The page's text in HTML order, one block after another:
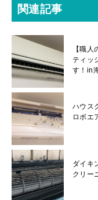
関連記事
【職
ティッ
す！in
ハウス
ロボエ
ダイキ
クリー